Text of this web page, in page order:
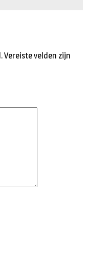
Vereiste velden zijn